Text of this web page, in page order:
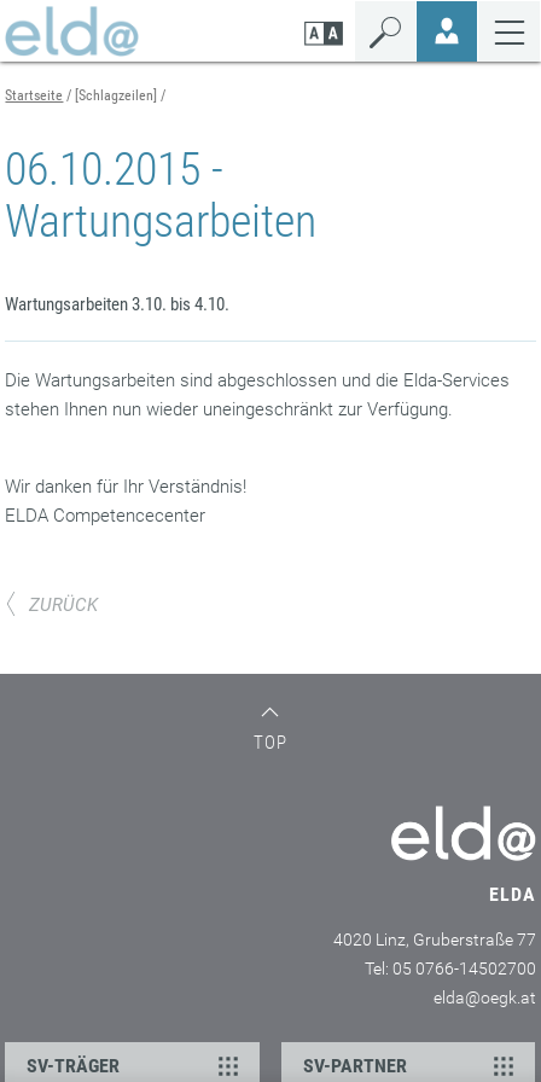
Seiteninhalt
springen
Navigation
springen
Mobilen
Navigation
springen
Startseite [Schlagzeilen]
06.10.2015 -
Wartungsarbeiten
Wartungsarbeiten 3.10. bis 4.10.
Die Wartungsarbeiten sind abgeschlossen und die Elda-Services
stehen Ihnen nun wieder uneingeschränkt zur Verfügung.
Wir danken für Ihr Verständnis!
ELDA Competencecenter
ZURÜCK
TOP
ELDA
4020 Linz, Gruberstraße 77
Tel: 05 0766-14502700
elda@oegk.at
SV-TRÄGER SV-PARTNER